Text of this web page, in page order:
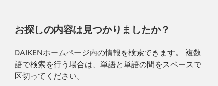
お探しの内容は見つかりましたか？
DAIKENホームページ内の情報を検索できます。 複数
語で検索を行う場合は、単語と単語の間をスペースで
区切ってください。